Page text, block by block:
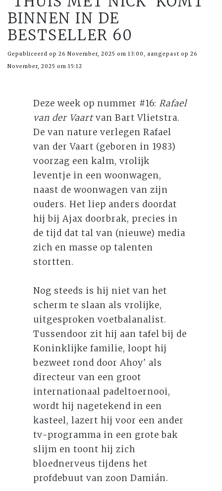
BINNEN IN DE
BESTSELLER 60
Gepubliceerd op 26 November, 2025 om 13:00, aangepast op 26
November, 2025 om 15:12
Deze week op nummer #16:Rafael
van der Vaartvan Bart Vlietstra.
De van nature verlegen Rafael
van der Vaart (geboren in 1983)
voorzag een kalm, vrolijk
leventje in een woonwagen,
naast de woonwagen van zijn
ouders. Het liep anders doordat
hij bij Ajax doorbrak, precies in
de tijd dat tal van (nieuwe) media
zich en masse op talenten
stortten.
Nog steeds is hij niet van het
scherm te slaan als vrolijke,
uitgesproken voetbalanalist.
Tussendoor zit hij aan tafel bij de
Koninklijke familie, loopt hij
bezweet rond door Ahoy' als
directeur van een groot
internationaal padeltoernooi,
wordt hij nagetekend in een
kasteel, lazert hij voor een ander
tv-programma in een grote bak
slijm en toont hij zich
bloednerveus tijdens het
profdebuut van zoon Damián.